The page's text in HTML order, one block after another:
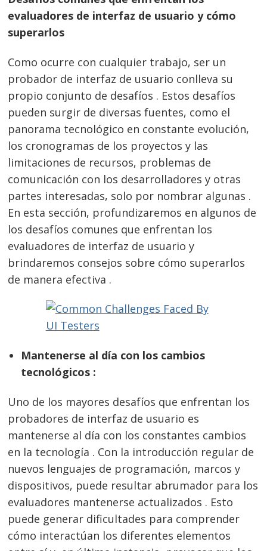
evaluadores de interfaz de usuario y cómo
superarlos
Como ocurre con cualquier trabajo, ser un
probador de interfaz de usuario conlleva su
propio conjunto de desafíos . Estos desafíos
pueden surgir de diversas fuentes, como el
panorama tecnológico en constante evolución,
los cronogramas de los proyectos y las
limitaciones de recursos, problemas de
comunicación con los desarrolladores y otras
partes interesadas, solo por nombrar algunas .
En esta sección, profundizaremos en algunos de
los desafíos comunes que enfrentan los
evaluadores de interfaz de usuario y
brindaremos consejos sobre cómo superarlos
de manera efectiva .
Mantenerse al día con los cambios
tecnológicos :
Uno de los mayores desafíos que enfrentan los
probadores de interfaz de usuario es
mantenerse al día con los constantes cambios
en la tecnología . Con la introducción regular de
nuevos lenguajes de programación, marcos y
dispositivos, puede resultar abrumador para los
evaluadores mantenerse actualizados . Esto
puede generar dificultades para comprender
cómo interactúan los diferentes elementos